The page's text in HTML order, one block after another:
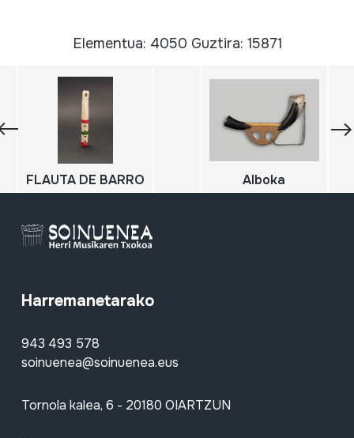
Elementua: 4050 Guztira: 15871
FLAUTA DE BARRO Alboka
Harremanetarako
943 493 578
soinuenea@soinuenea.eus
Tornola kalea, 6 - 20180 OIARTZUN